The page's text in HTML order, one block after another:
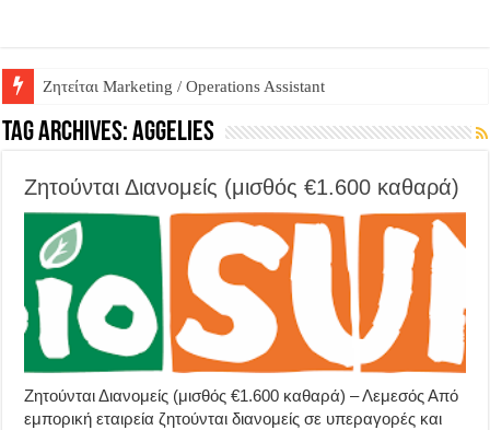
Ζητείται Marketing / Operations Assistant
Ζητείται Βοηθός Αποθήκης σε Φαρμακείο
Tag Archives:aggelies
Ζητούνται Διανομείς (μισθός €1.600 καθαρά)
Ζητούνται Διανομείς (μισθός €1.600 καθαρά) – Λεμεσός Από
εμπορική εταιρεία ζητούνται διανομείς σε υπεραγορές και